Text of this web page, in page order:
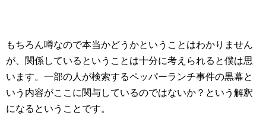
もちろん噂なので本当かどうかということはわかりません
が、関係しているということは十分に考えられると僕は思
います。一部の人が検索するペッパーランチ事件の黒幕と
いう内容がここに関与しているのではないか？という解釈
になるということです。